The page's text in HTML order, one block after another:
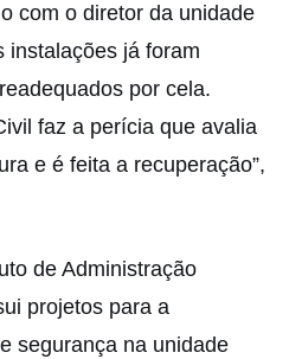
com o diretor da unidade
instalações já foram
por cela.
faz a perícia que avalia
e é feita a recuperação”,
de Administração
projetos para a
segurança na unidade